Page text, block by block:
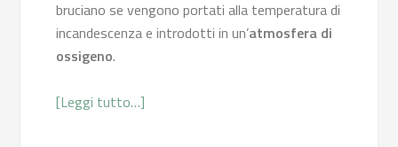
bruciano se vengono portati alla temperatura di
incandescenza e introdotti in un’atmosfera di
ossigeno.
[Leggi tutto…]